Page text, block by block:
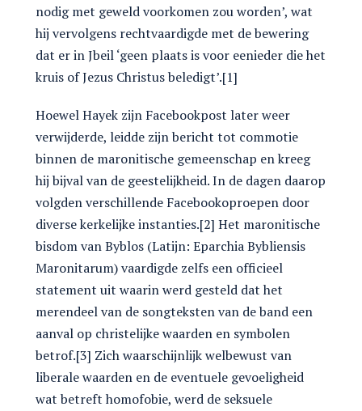
nodig met geweld voorkomen zou worden’, wat
hij vervolgens rechtvaardigde met de bewering
dat er in Jbeil ‘geen plaats is voor eenieder die het
kruis of Jezus Christus beledigt’.[1]
Hoewel Hayek zijn Facebookpost later weer
verwijderde, leidde zijn bericht tot commotie
binnen de maronitische gemeenschap en kreeg
hij bijval van de geestelijkheid. In de dagen daarop
volgden verschillende Facebookoproepen door
diverse kerkelijke instanties.[2] Het maronitische
bisdom van Byblos (Latijn: Eparchia Bybliensis
Maronitarum) vaardigde zelfs een officieel
statement uit waarin werd gesteld dat het
merendeel van de songteksten van de band een
aanval op christelijke waarden en symbolen
betrof.[3] Zich waarschijnlijk welbewust van
liberale waarden en de eventuele gevoeligheid
wat betreft homofobie, werd de seksuele